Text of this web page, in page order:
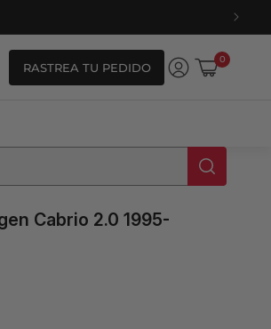
RASTREA TU PEDIDO
IniciarCarrito
0
0
artículos
Cabrio 2.0 1995-